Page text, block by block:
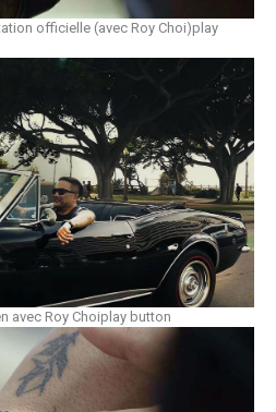
officielle (avec Roy Choi)play
avec Roy Choiplay button